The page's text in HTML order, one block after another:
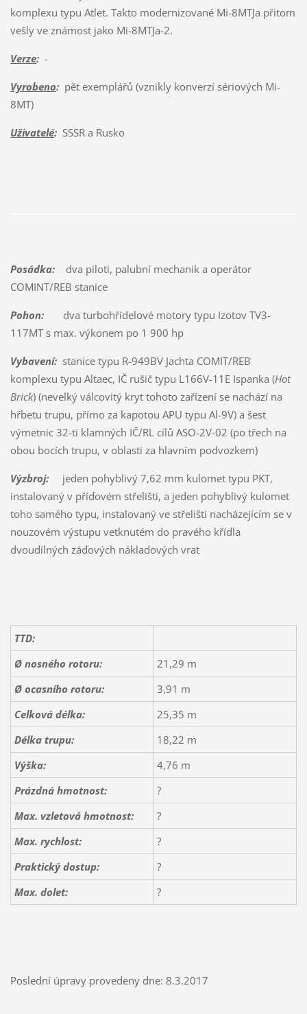
komplexu typu Atlet. Takto modernizované Mi-8MTJa přitom
vešly ve známost jako Mi-8MTJa-2.
Verze:-
Vyrobeno:pět exemplářů (vznikly konverzí sériových Mi-
8MT)
Uživatelé:SSSR a Rusko
Posádka:dva piloti, palubní mechanik a operátor
COMINT/REB stanice
Pohon:dva turbohřídelové motory typu Izotov TV3-
117MT s max. výkonem po 1 900 hp
Vybavení:stanice typu R-949BV Jachta COMIT/REB
komplexu typu Altaec, IČ rušič typu L166V-11E Ispanka (Hot
Brick) (nevelký válcovitý kryt tohoto zařízení se nachází na
hřbetu trupu, přímo za kapotou APU typu Al-9V) a šest
výmetnic 32-ti klamných IČ/RL cílů ASO-2V-02 (po třech na
obou bocích trupu, v oblasti za hlavním podvozkem)
Výzbroj:jeden pohyblivý 7,62 mm kulomet typu PKT,
instalovaný v příďovém střelišti, a jeden pohyblivý kulomet
toho samého typu, instalovaný ve střelišti nacházejícím se v
nouzovém výstupu vetknutém do pravého křídla
dvoudílných záďových nákladových vrat
TTD:
Ø nosného rotoru:
21,29 m
Ø ocasního rotoru:
3,91 m
Celková délka:
25,35 m
Délka trupu:
18,22 m
Výška:
4,76 m
Prázdná hmotnost:
?
Max. vzletová hmotnost:
?
Max. rychlost:
?
Praktický dostup:
?
Max. dolet:
?
Poslední úpravy provedeny dne: 8.3.2017